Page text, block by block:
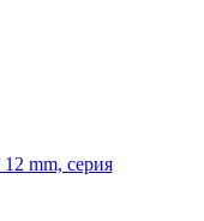
mm, серия